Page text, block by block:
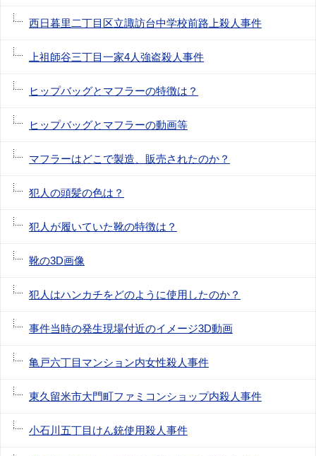
西日暮里二丁目区立諏訪台中学校前路上殺人事件
上祖師谷三丁目一家4人強盗殺人事件
ヒップバッグとマフラーの特徴は？
ヒップバッグとマフラーの動画等
マフラーはどこで製造、販売されたのか？
犯人の頭髪の色は？
犯人が履いていた靴の特徴は？
靴の3D画像
犯人はハンカチをどのように使用したのか？
事件当時の発生現場付近のイメージ3D動画
亀戸六丁目マンション内女性殺人事件
東久留米市大門町ファミコンショップ内殺人事件
小石川五丁目けん銃使用殺人事件